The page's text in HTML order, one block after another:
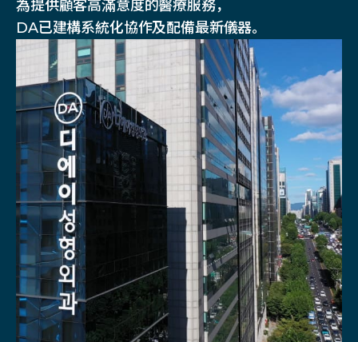
為提供顧客高滿意度的醫療服務，
DA已建構系統化協作及配備最新儀器。
通过1：1
专家商谈
专家们医疗团队
术后管理
不同领域内的
专家协诊系统
9位麻醉痛症科
专家常驻
多种尖端医疗设备 具备酒店级住院室